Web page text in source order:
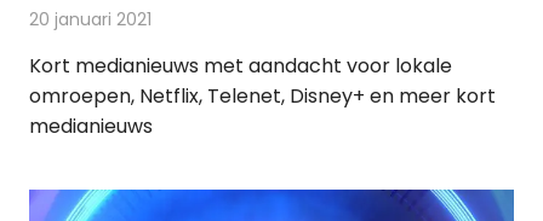
20 januari 2021
Kort medianieuws met aandacht voor lokale
omroepen, Netflix, Telenet, Disney+ en meer kort
medianieuws